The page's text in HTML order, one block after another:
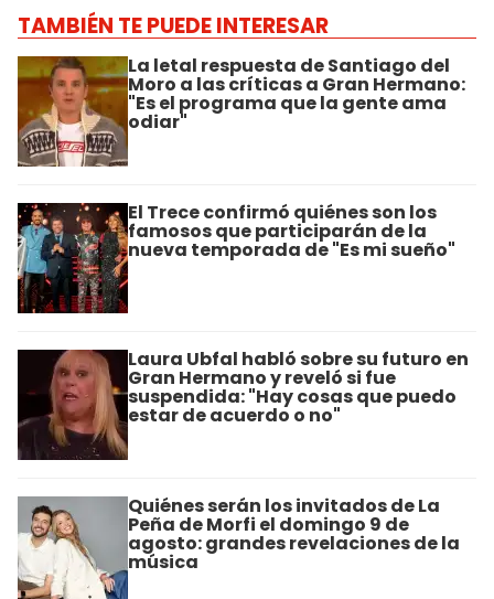
TAMBIÉN TE PUEDE INTERESAR
La letal respuesta de Santiago del
Moro a las críticas a Gran Hermano:
"Es el programa que la gente ama
odiar"
El Trece confirmó quiénes son los
famosos que participarán de la
nueva temporada de "Es mi sueño"
Laura Ubfal habló sobre su futuro en
Gran Hermano y reveló si fue
suspendida: "Hay cosas que puedo
estar de acuerdo o no"
Quiénes serán los invitados de La
Peña de Morfi el domingo 9 de
agosto: grandes revelaciones de la
música